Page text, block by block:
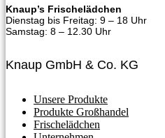
Knaup’s Frischelädchen
Dienstag bis Freitag: 9 – 18 Uhr
Samstag: 8 – 12.30 Uhr
Knaup GmbH & Co. KG
Unsere Produkte
Produkte Großhandel
Frischelädchen